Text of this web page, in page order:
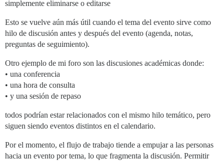
simplemente eliminarse o editarse
Esto se vuelve aún más útil cuando el tema del evento sirve como
hilo de discusión antes y después del evento (agenda, notas,
preguntas de seguimiento).
Otro ejemplo de mi foro son las discusiones académicas donde:
• una conferencia
• una hora de consulta
• y una sesión de repaso
todos podrían estar relacionados con el mismo hilo temático, pero
siguen siendo eventos distintos en el calendario.
Por el momento, el flujo de trabajo tiende a empujar a las personas
hacia un evento por tema, lo que fragmenta la discusión. Permitir